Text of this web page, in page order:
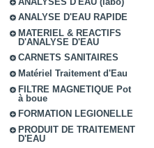
ANALYSE D'EAU RAPIDE
MATERIEL & REACTIFS
D'ANALYSE D'EAU
CARNETS SANITAIRES
Matériel Traitement d'Eau
FILTRE MAGNETIQUE Pot
à boue
FORMATION LEGIONELLE
PRODUIT DE TRAITEMENT
D'EAU